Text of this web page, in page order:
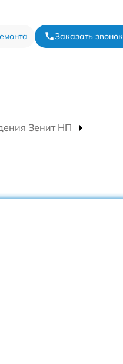
Заказать звонок
Зенит НП